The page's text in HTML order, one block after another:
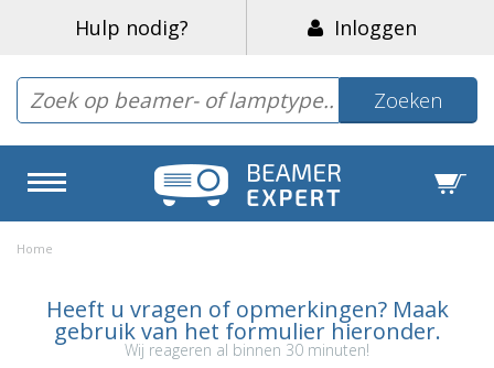
Hulp nodig? Inloggen
Zoeken
Home
Heeft u vragen of opmerkingen? Maak
gebruik van het formulier hieronder.
Wij reageren al binnen 30 minuten!